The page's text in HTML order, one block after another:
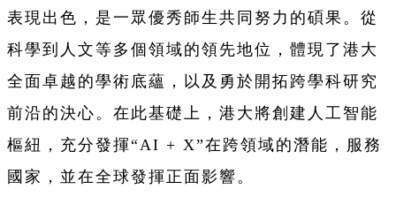
表現出色，是一眾優秀師生共同努力的碩果。從
科學到人文等多個領域的領先地位，體現了港大
全面卓越的學術底蘊，以及勇於開拓跨學科研究
前沿的決心。在此基礎上，港大將創建人工智能
樞紐，充分發揮“AI + X”在跨領域的潛能，服務
國家，並在全球發揮正面影響。